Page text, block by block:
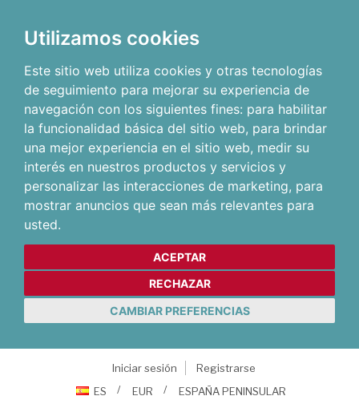
Utilizamos cookies
Este sitio web utiliza cookies y otras tecnologías
de seguimiento para mejorar su experiencia de
navegación con los siguientes fines: para habilitar
la funcionalidad básica del sitio web, para brindar
una mejor experiencia en el sitio web, medir su
interés en nuestros productos y servicios y
personalizar las interacciones de marketing, para
mostrar anuncios que sean más relevantes para
usted.
ACEPTAR
RECHAZAR
CAMBIAR PREFERENCIAS
Iniciar sesión
Registrarse
ES
EUR ESPAÑA PENINSULAR